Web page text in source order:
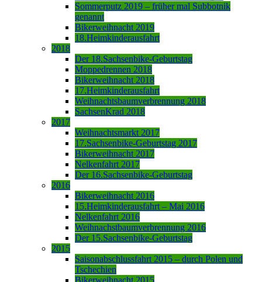
Sommerputz 2019 – früher mal Subbotnik
genannt
Bikerweihnacht 2019
18.Heimkinderausfahrt
2018
Der 18.Sachsenbike-Geburtstag
Moppedrennen 2018
Bikerweihnacht 2018
17.Heimkinderausfahrt
Weihnachtsbaumverbrennung 2018
SachsenKrad 2018
2017
Weihnachtsmarkt 2017
17.Sachsenbike-Geburtstag 2017
Bikerweihnacht 2017
Nelkenfahrt 2017
Der 16.Sachsenbike-Geburtstag
2016
Bikerweihnacht 2016
15.Heimkinderausfahrt – Mai 2016
Nelkenfahrt 2016
Weihnachstbaumverbrennung 2016
Der 15.Sachsenbike-Geburtstag
2015
Saisonabschlussfahrt 2015 – durch Polen und
Tschechien
Bikerweihnacht 2015